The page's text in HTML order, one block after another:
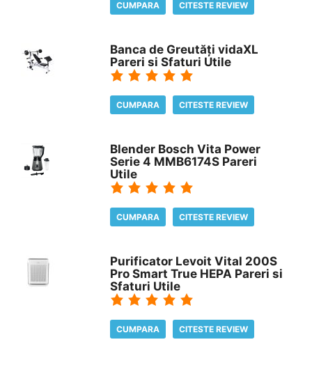
CUMPARA CITESTE REVIEW
Banca de Greutăți vidaXL
Pareri si Sfaturi Utile
CUMPARA CITESTE REVIEW
Blender Bosch Vita Power
Serie 4 MMB6174S Pareri
Utile
CUMPARA CITESTE REVIEW
Purificator Levoit Vital 200S
Pro Smart True HEPA Pareri si
Sfaturi Utile
CUMPARA CITESTE REVIEW